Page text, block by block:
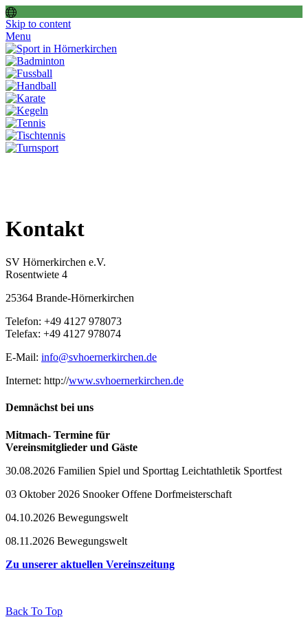
Skip to content
Menu
Kontakt
SV Hörnerkirchen e.V.
Rosentwiete 4
25364 Brande-Hörnerkirchen
Telefon: +49 4127 978073
Telefax: +49 4127 978074
E-Mail: info@svhoernerkirchen.de
Internet: http://www.svhoernerkirchen.de
Demnächst bei uns
Mitmach- Termine für
Vereinsmitglieder und Gäste
30.08.2026 Familien Spiel und Sporttag Leichtathletik Sportfest
03 Oktober 2026 Snooker Offene Dorfmeisterschaft
04.10.2026 Bewegungswelt
08.11.2026 Bewegungswelt
Zu unserer aktuellen Vereinszeitung
Back To Top